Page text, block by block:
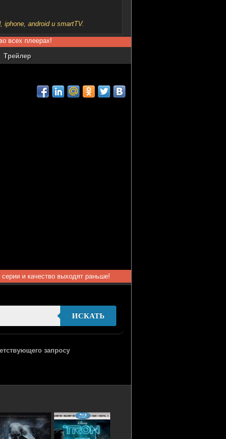
android и smartTV.
всех плеерах!
Трейлер
и качество выходят раньше!
ИСКАТЬ
запросу